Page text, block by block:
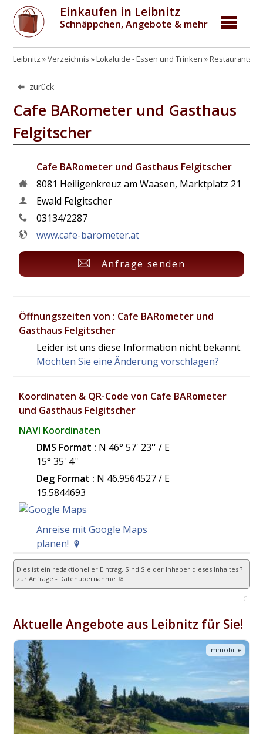
Einkaufen in Leibnitz
Schnäppchen, Angebote & mehr
Leibnitz Verzeichnis Lokaluide - Essen und Trinken Restaurants,
zurück
Cafe BARometer und Gasthaus
Felgitscher
Cafe BARometer und Gasthaus Felgitscher
8081 Heiligenkreuz am Waasen, Marktplatz 21
Ewald Felgitscher
03134/2287
www.cafe-barometer.at
Anfrage senden
Öffnungszeiten von : Cafe BARometer und
Gasthaus Felgitscher
Leider ist uns diese Information nicht bekannt.
Möchten Sie eine Änderung vorschlagen?
Koordinaten & QR-Code von Cafe BARometer
und Gasthaus Felgitscher
NAVI Koordinaten
DMS Format : N 46° 57' 23'' / E
15° 35' 4''
Deg Format : N 46.9564527/ E
15.5844693
Anreise mit Google Maps
planen!
Dies ist ein redaktioneller Eintrag. Sind Sie der Inhaber dieses Inhaltes ?
zur Anfrage - Datenübernahme
C
Aktuelle Angebote aus Leibnitz für Sie!
Immobilie